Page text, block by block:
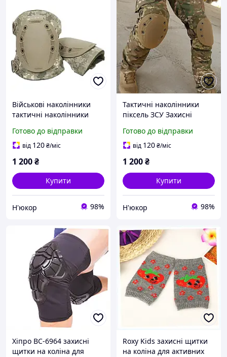
Військові наколінники
тактичні наколінники
наколінники піксель
Готово до відправки
від 120₴/міс
1 200₴
Купити
Н'юкор 98%
Тактичні наколінники
піксель ЗСУ Захисні
військових
Готово до відправки
від 120₴/міс
1 200₴
Купити
Н'юкор 98%
Хіпро BC-6964 захисні
щитки на коліна для
Roxy Kids захисні щитки
на коліна для активних